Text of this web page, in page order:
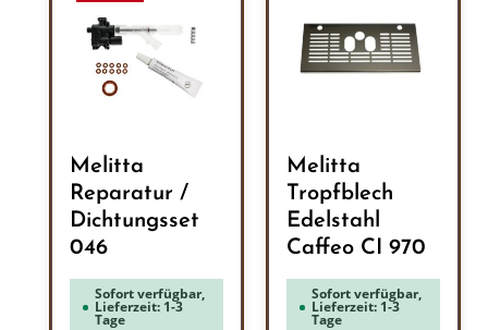
Melitta
Reparatur /
Dichtungsset
046
Sofort verfügbar,
Lieferzeit: 1-3
Tage
Melitta
Tropfblech
Edelstahl
Caffeo CI 970
Sofort verfügbar,
Lieferzeit: 1-3
Tage